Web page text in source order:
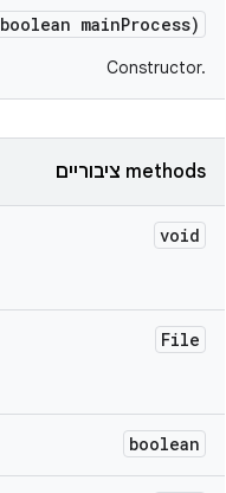
boolean mainProcess)
Constructor.‎
‫methods ציבוריים
void
File
boolean